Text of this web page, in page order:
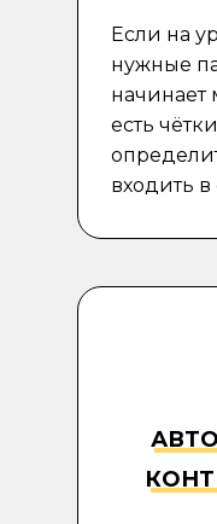
Если на
нужные
начинает
есть
входить в